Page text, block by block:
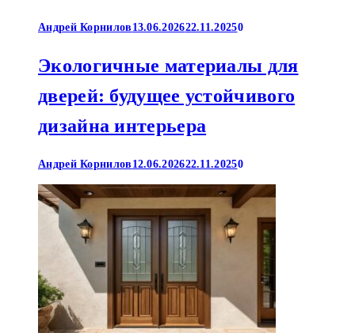
Андрей Корнилов 13.06.202622.11.20250
Экологичные материалы для
дверей: будущее устойчивого
дизайна интерьера
Андрей Корнилов 12.06.202622.11.20250